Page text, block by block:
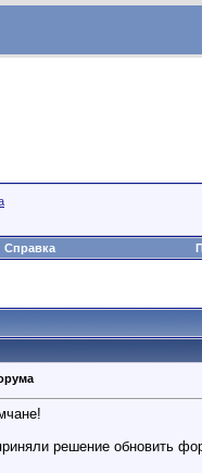
Справка
решение обновить